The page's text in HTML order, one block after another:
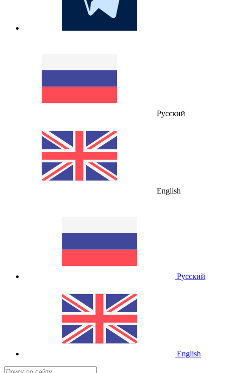
Русский
English
Русский
English